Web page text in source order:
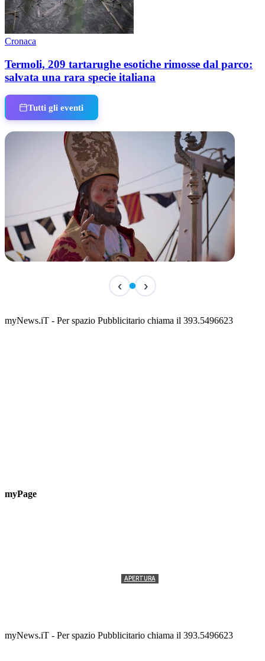
Cronaca
Termoli, 209 tartarughe esotiche rimosse dal parco:
salvata una rara specie italiana
Tutti gli eventi
San Basso 2026 - il programma delle feste
‹ ›
myNews.iT - Per spazio Pubblicitario chiama il 393.5496623
myPage
APERTURA
myNews.iT - Per spazio Pubblicitario chiama il 393.5496623